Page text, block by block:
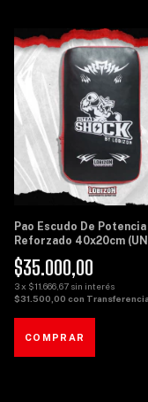
Pao Escudo De Potencia
Reforzado 40x20cm
$35.000,00
3x $11.666,67 sin interés
$31.500,00 con